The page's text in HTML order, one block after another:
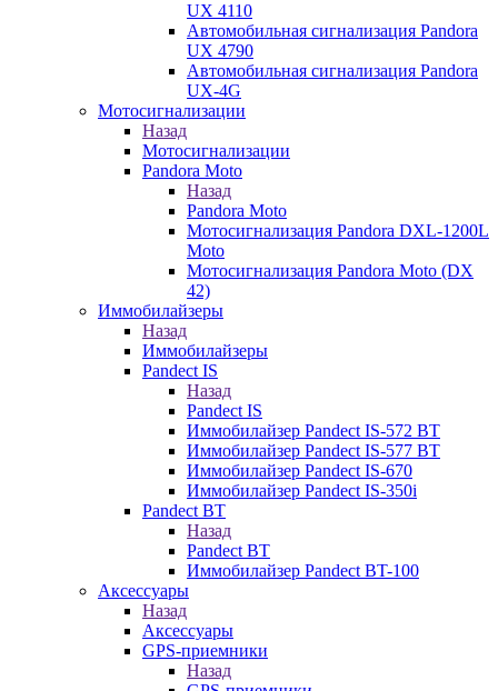
UX 4110
Автомобильная сигнализация Pandora
UX 4790
Автомобильная сигнализация Pandora
UX-4G
Мотосигнализации
Назад
Мотосигнализации
Pandora Moto
Назад
Pandora Moto
Мотосигнализация Pandora DXL-1200L
Moto
Мотосигнализация Pandora Moto (DX
42)
Иммобилайзеры
Назад
Иммобилайзеры
Pandect IS
Назад
Pandect IS
Иммобилайзер Pandect IS-572 BT
Иммобилайзер Pandect IS-577 BT
Иммобилайзер Pandect IS-670
Иммобилайзер Pandect IS-350i
Pandect BT
Назад
Pandect BT
Иммобилайзер Pandect BT-100
Аксессуары
Назад
Аксессуары
GPS-приемники
Назад